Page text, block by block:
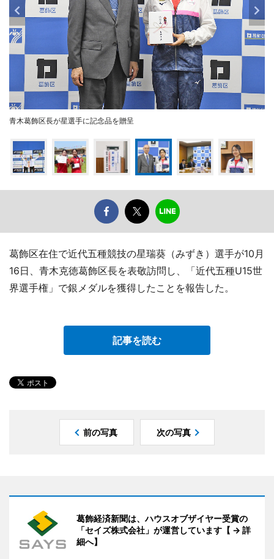
青木葛飾区長が星選手に記念品を贈呈
葛飾区在住で近代五種競技の星瑞葵（みずき）選手が10月
16日、青木克徳葛飾区長を表敬訪問し、「近代五種U15世
界選手権」で銀メダルを獲得したことを報告した。
記事を読む
前の写真 次の写真
葛飾経済新聞は、ハウスオブザイヤー受賞の
「セイズ株式会社」が運営しています【 → 詳
細へ】